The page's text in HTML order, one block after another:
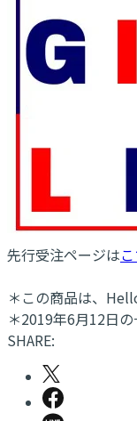
先行受注ページは
＊この商品は、
＊2019年6月12日
SHARE: